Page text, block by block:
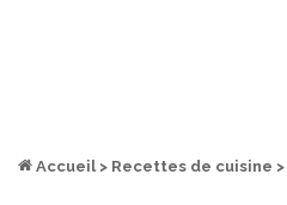
Accueil > Recettes de cuisine >